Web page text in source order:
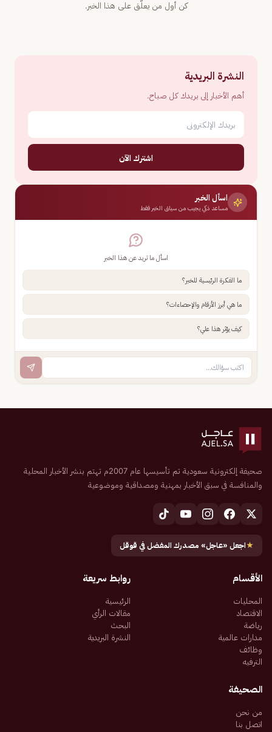
كن أول من يعلّق على هذا الخبر.
النشرة البريدية
أهم الأخبار إلى بريدك كل صباح.
اشترك الآن
اسأل الخبر
مساعد ذكي يجيب من سياق الخبر فقط
اسأل ما تريد عن هذا الخبر
ما الفكرة الرئيسية للخبر؟
ما هي أبرز الأرقام والإحصاءات؟
كيف يؤثر هذا علي؟
صحيفة إلكترونية سعودية تم تأسيسها عام 2007م تهتم بنشر الأخبار المحلية
والمنافسة في سبق الأخبار بمهنية ومصداقية وموضوعية
★اجعل «عاجل» مصدرك المفضل في قوقل
الأقسام
المحليات
الاقتصاد
رياضة
مدارات عالمية
وظائف
الترفيه
روابط سريعة
الرئيسية
مقالات الرأي
البحث
النشرة البريدية
الصحيفة
من نحن
اتصل بنا